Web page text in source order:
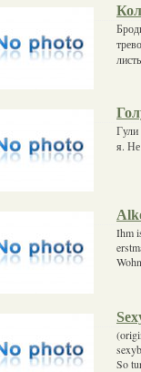
Гули
я. Не
Ihm
So